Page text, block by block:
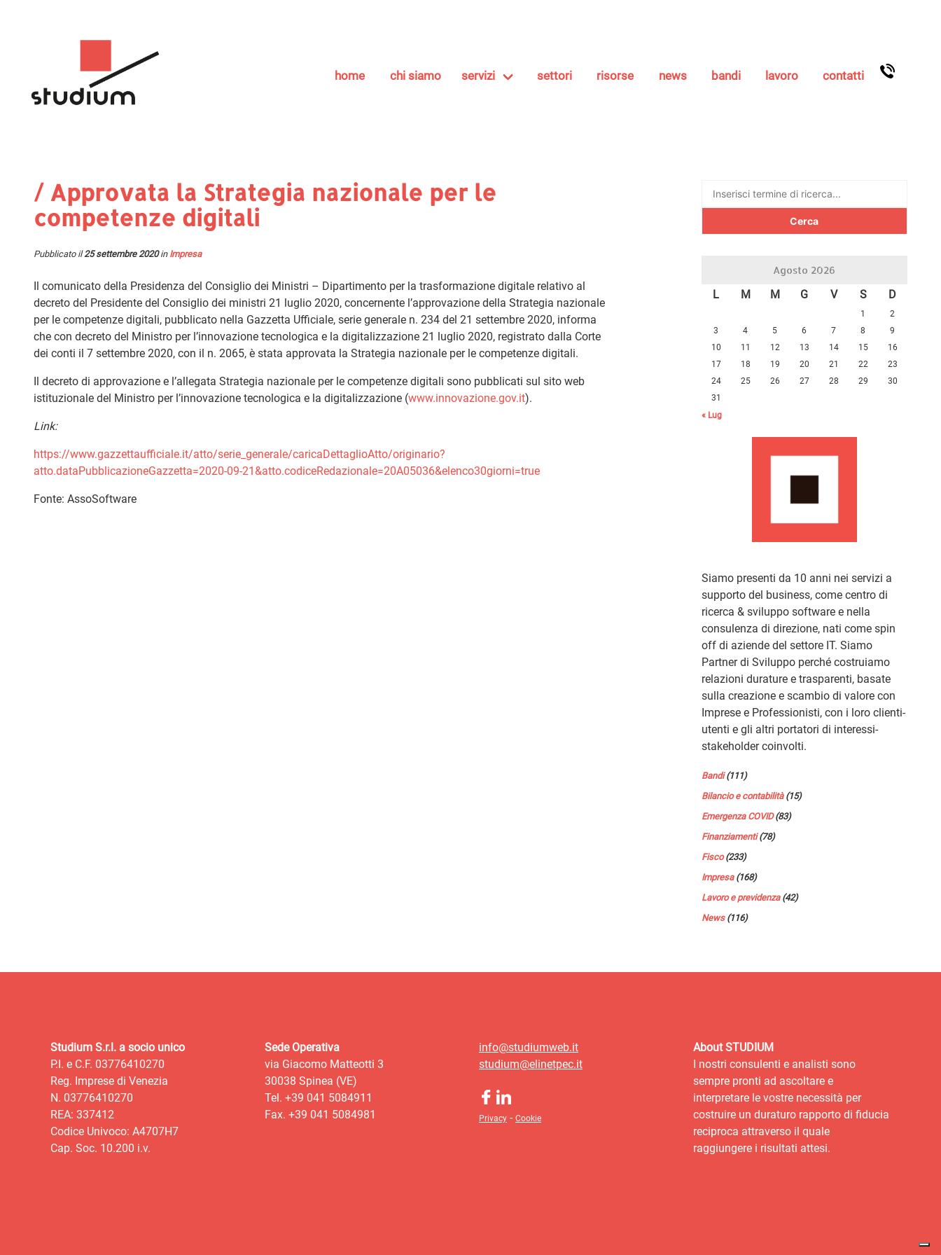
home chi siamo servizi settori risorse news bandi lavoro contatti
/ Approvata la Strategia nazionale per le
competenze digitali
Pubblicato il25 settembre 2020in Impresa
Il comunicato della Presidenza del Consiglio dei Ministri – Dipartimento per la trasformazione digitale relativo al
decreto del Presidente del Consiglio dei ministri 21 luglio 2020, concernente l’approvazione della Strategia nazionale
per le competenze digitali, pubblicato nella Gazzetta Ufficiale, serie generale n. 234 del 21 settembre 2020, informa
che con decreto del Ministro per l’innovazione tecnologica e la digitalizzazione 21 luglio 2020, registrato dalla Corte
dei conti il 7 settembre 2020, con il n. 2065, è stata approvata la Strategia nazionale per le competenze digitali.
Il decreto di approvazione e l’allegata Strategia nazionale per le competenze digitali sono pubblicati sul sito web
istituzionale del Ministro per l’innovazione tecnologica e la digitalizzazione (www.innovazione.gov.it).
Link:
https://www.gazzettaufficiale.it/atto/serie_generale/caricaDettaglioAtto/originario?
atto.dataPubblicazioneGazzetta=2020-09-21&atto.codiceRedazionale=20A05036&elenco30giorni=true
Fonte: AssoSoftware
Ricerca
Agosto 2026
L M M G V S D
1
2
3
4 5 6 7 8
9
10
11 12 13 14 15
16
17
18 19 20 21 22
23
24
25 26 27 28 29
30
31
« Lug
Siamo presenti da 10 anni nei servizi a
supporto del business, come centro di
ricerca & sviluppo software e nella
consulenza di direzione, nati come spin
off di aziende del settore IT. Siamo
Partner di Sviluppo perché costruiamo
relazioni durature e trasparenti, basate
sulla creazione e scambio di valore con
Imprese e Professionisti, con i loro clienti-
utenti e gli altri portatori di interessi-
stakeholder coinvolti.
Bandi(111)
Bilancio e contabilità(15)
Emergenza COVID(83)
Finanziamenti(78)
Fisco(233)
Impresa(168)
Lavoro e previdenza(42)
News(116)
Studium S.r.l. a socio unico
P.I. e C.F. 03776410270
Reg. Imprese di Venezia
N. 03776410270
REA: 337412
Codice Univoco: A4707H7
Cap. Soc. 10.200 i.v.
Sede Operativa
via Giacomo Matteotti 3
30038 Spinea (VE)
Tel. +39 041 5084911
Fax. +39 041 5084981
info@studiumweb.it
studium@elinetpec.it
Privacy - Cookie
About STUDIUM
I nostri consulenti e analisti sono
sempre pronti ad ascoltare e
interpretare le vostre necessità per
costruire un duraturo rapporto di fiducia
reciproca attraverso il quale
raggiungere i risultati attesi.